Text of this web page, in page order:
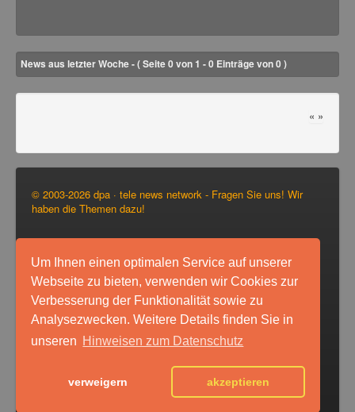
Um Ihnen einen optimalen Service auf unserer
Webseite zu bieten, verwenden wir Cookies zur
Verbesserung der Funktionalität sowie zu
Analysezwecken. Weitere Details finden Sie in
unseren Hinweisen zum Datenschutz
verweigern akzeptieren
News aus letzter Woche - ( Seite 0 von 1 - 0 Einträge von 0 )
« »
© 2003-2026 dpa · tele news network - Fragen Sie uns! Wir
haben die Themen dazu!
Disclaimer
Datenschutz
Registrieren